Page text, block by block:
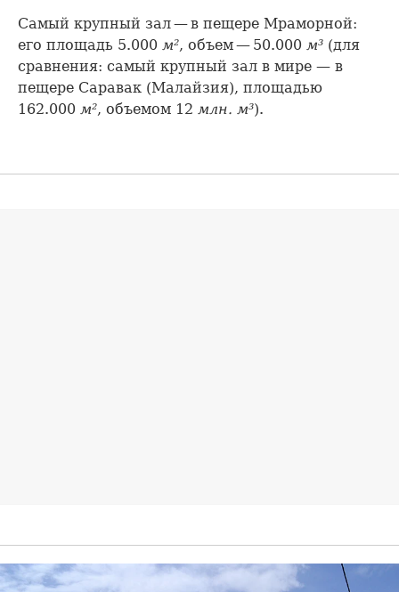
Самый крупный зал — в пещере Мраморной:
его площадь 5.000 м², объем — 50.000 м³ (для
сравнения: самый крупный зал в мире — в
пещере Саравак (Малайзия), площадью
162.000 м², объемом 12 млн. м³).